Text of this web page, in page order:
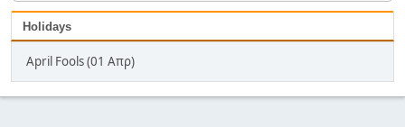
Holidays
April Fools (01 Απρ)